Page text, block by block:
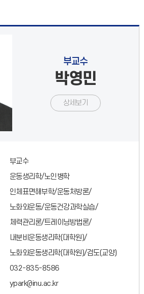
부교수
박영민
상세보기
부교수
운동생리학/노인병학
인체표면해부학/운동처방론/
노화와운동/운동건강과학실습/
체력관리론/트레이닝방법론/
내분비운동생리학(대학원)/
노화와운동생리학(대학원)/검도(교양)
032-835-8586
ypark@inu.ac.kr